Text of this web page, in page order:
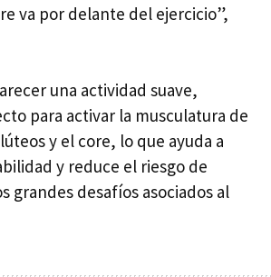
va por delante del ejercicio”,
una actividad suave,
para activar la musculatura de
y el core, lo que ayuda a
y reduce el riesgo de
grandes desafíos asociados al